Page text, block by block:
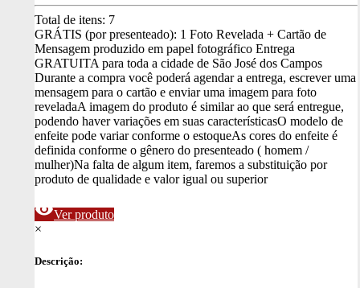
Total de itens: 7
GRÁTIS (por presenteado): 1 Foto Revelada + Cartão de
Mensagem produzido em papel fotográfico Entrega
GRATUITA para toda a cidade de São José dos Campos
Durante a compra você poderá agendar a entrega, escrever uma
mensagem para o cartão e enviar uma imagem para foto
reveladaA imagem do produto é similar ao que será entregue,
podendo haver variações em suas característicasO modelo de
enfeite pode variar conforme o estoqueAs cores do enfeite é
definida conforme o gênero do presenteado ( homem /
mulher)Na falta de algum item, faremos a substituição por
produto de qualidade e valor igual ou superior
visibilityVer produto
×
Descrição: